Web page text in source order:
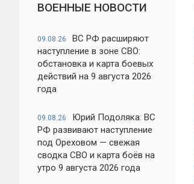
ВОЕННЫЕ НОВОСТИ
09.08.26
ВС РФ расширяют
наступление в зоне СВО:
обстановка и карта боевых
действий на 9 августа 2026
года
09.08.26
Юрий Подоляка: ВС
РФ развивают наступление
под Ореховом — свежая
сводка СВО и карта боёв на
утро 9 августа 2026 года